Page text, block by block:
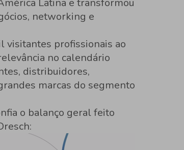
Latina e transformou
networking e
visitantes profissionais ao
no calendário
distribuidores,
marcas do segmento
o balanço geral feito